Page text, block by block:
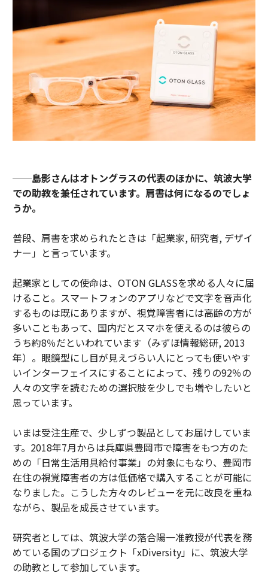
──島影さんはオトングラスの代表のほかに、筑波大学
での助教を兼任されています。肩書は何になるのでしょ
うか。
普段、肩書を求められたときは「起業家, 研究者, デザイ
ナー」と言っています。
起業家としての使命は、OTON GLASSを求める人々に届
けること。スマートフォンのアプリなどで文字を音声化
するものは既にありますが、視覚障害者には高齢の方が
多いこともあって、国内だとスマホを使えるのは彼らの
うち約8％だといわれています（みずほ情報総研, 2013
年）。眼鏡型にし目が見えづらい人にとっても使いやす
いインターフェイスにすることによって、残りの92％の
人々の文字を読むための選択肢を少しでも増やしたいと
思っています。
いまは受注生産で、少しずつ製品としてお届けしていま
す。2018年7月からは兵庫県豊岡市で障害をもつ方のた
めの「日常生活用具給付事業」の対象にもなり、豊岡市
在住の視覚障害者の方は低価格で購入することが可能に
なりました。こうした方々のレビューを元に改良を重ね
ながら、製品を成長させています。
研究者としては、筑波大学の落合陽一准教授が代表を務
めている国のプロジェクト「xDiversity」に、筑波大学
の助教として参加しています。